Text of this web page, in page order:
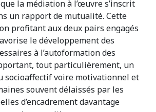
la médiation à l’œuvre s’inscrit
un rapport de mutualité. Cette
profitant aux deux pairs engagés
le développement des
à l’autoformation des
tout particulièrement, un
socioaffectif voire motivationnel et
souvent délaissés par les
d’encadrement davantage